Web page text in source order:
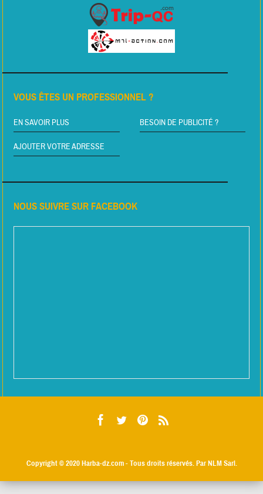
VOUS ÊTES UN PROFESSIONNEL ?
EN SAVOIR PLUS BESOIN DE PUBLICITÉ ?
AJOUTER VOTRE ADRESSE
NOUS SUIVRE SUR FACEBOOK
Copyright © 2020Harba-dz.com- Tous droits réservés. Par NLM Sarl.